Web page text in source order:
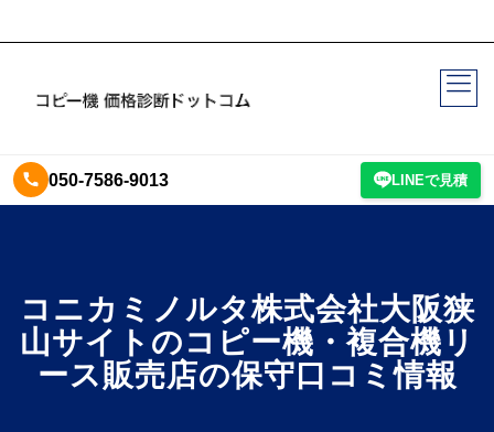
050-7586-9013 LINEで見積
コニカミノルタ株式会社大阪狭
山サイトのコピー機・複合機リ
ース販売店の保守口コミ情報